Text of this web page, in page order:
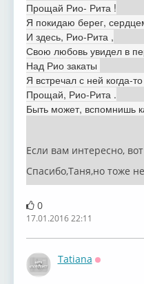
Прощай Рио- Рита !
Я покидаю берег,
И здесь, Рио-Рита ,
Свою любовь увидел в
Над Рио закаты
Я встречал с ней когда-то
Прощай, Рио-Рита .
Быть может, вспомнишь
Если вам интересно,
Спасибо,Таня,но тоже
0
17.01.2016 22:11
Tatiana